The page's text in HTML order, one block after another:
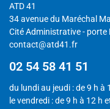
ATD 41
34 avenue du Maréchal
Cité Administrative - porte
contact@atd41.fr
02 54 58 41 51
du lundi au jeudi : de 9 h à
le vendredi : de 9 h à 12 h